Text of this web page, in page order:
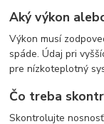
Aký výkon
Výkon musí
spáde. Údaj pri
pre nízkoteplotný
Čo treba
Skontrolujte